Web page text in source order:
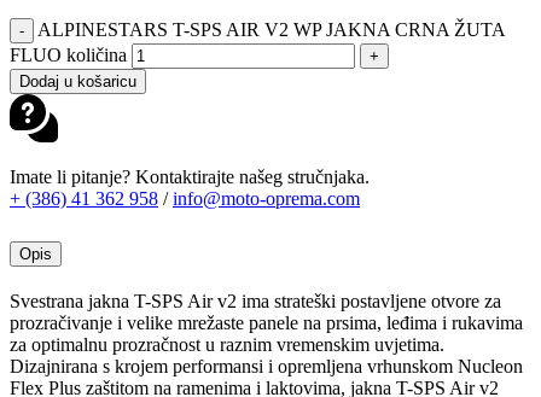
-
ALPINESTARS T-SPS AIR V2 WP JAKNA CRNA ŽUTA
FLUO količina
+
Dodaj u košaricu
Imate li pitanje? Kontaktirajte našeg stručnjaka.
+ (386) 41 362 958 /info@moto-oprema.com
Opis
Svestrana jakna T-SPS Air v2 ima strateški postavljene otvore za
prozračivanje i velike mrežaste panele na prsima, leđima i rukavima
za optimalnu prozračnost u raznim vremenskim uvjetima.
Dizajnirana s krojem performansi i opremljena vrhunskom Nucleon
Flex Plus zaštitom na ramenima i laktovima, jakna T-SPS Air v2